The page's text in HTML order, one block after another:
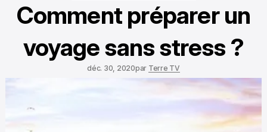
Comment préparer un
voyage sans stress ?
déc. 30, 2020par Terre TV